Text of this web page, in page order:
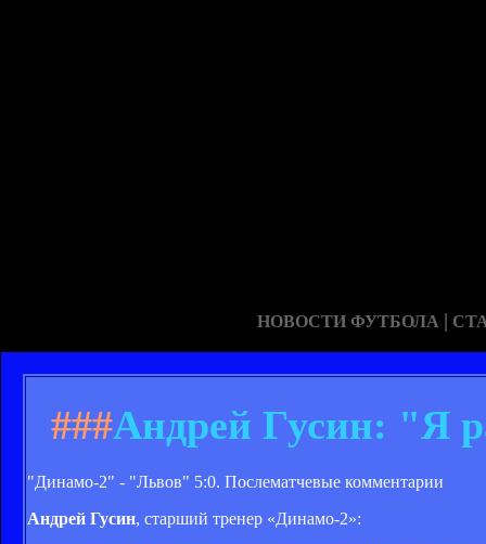
НОВОСТИ ФУТБОЛА |
###Андрей Гусин: "Я
"Динамо-2" - "Львов" 5:0. Послематчевые комментарии
Андрей Гусин, старший тренер «Динамо-2»: